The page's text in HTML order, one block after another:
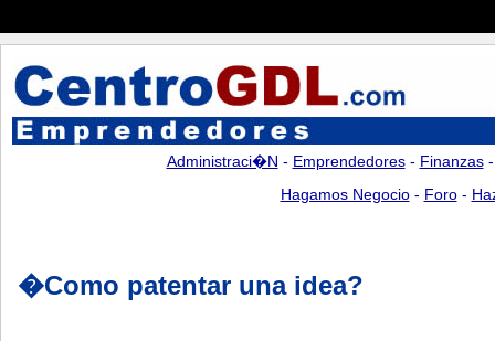
Administraci�n - Emprendedores- Finanzas
Hagamos Negocio- Foro-
�Como patentar una idea?